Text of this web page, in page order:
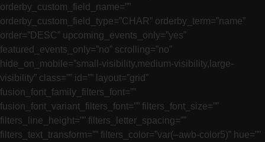
orderby_custom_field_name=””
orderby_custom_field_type=”CHAR” orderby_term=”name”
order=”DESC” upcoming_events_only=”yes”
featured_events_only=”no” scrolling=”no”
hide_on_mobile=”small-visibility,medium-visibility,large-
visibility” class=”” id=”” layout=”grid”
fusion_font_family_filters_font=””
fusion_font_variant_filters_font=”” filters_font_size=””
filters_line_height=”” filters_letter_spacing=””
filters_text_transform=”” filters_color=”var(–awb-color5)” hue=””